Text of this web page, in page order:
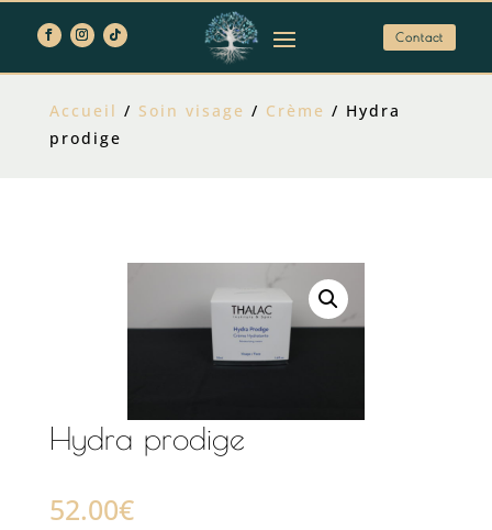
Contact
Accueil / Soin visage / Crème / Hydra
prodige
Hydra prodige
52.00€